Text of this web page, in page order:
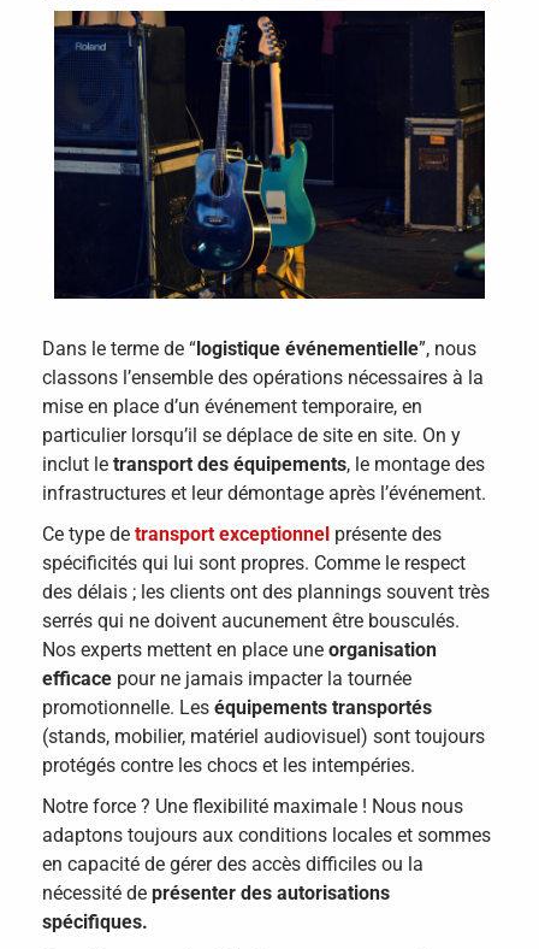
Dans le terme de “logistique événementielle”, nous
classons l’ensemble des opérations nécessaires à la
mise en place d’un événement temporaire, en
particulier lorsqu’il se déplace de site en site. On y
inclut le transport des équipements, le montage des
infrastructures et leur démontage après l’événement.
Ce type de transport exceptionnel présente des
spécificités qui lui sont propres. Comme le respect
des délais ; les clients ont des plannings souvent très
serrés qui ne doivent aucunement être bousculés.
Nos experts mettent en place une organisation
efficace pour ne jamais impacter la tournée
promotionnelle. Les équipements transportés
(stands, mobilier, matériel audiovisuel) sont toujours
protégés contre les chocs et les intempéries.
Notre force ? Une flexibilité maximale ! Nous nous
adaptons toujours aux conditions locales et sommes
en capacité de gérer des accès difficiles ou la
nécessité de présenter des autorisations
spécifiques.